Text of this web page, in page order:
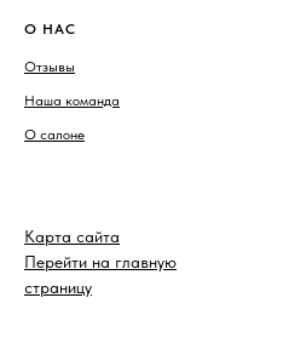
О НАС
Отзывы
Наша команда
О салоне
Карта сайта
Перейти на главную
страницу